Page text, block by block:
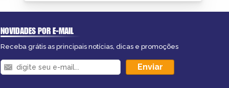
NOVIDADES POR E-MAIL
Receba grátis as principais notícias, dicas e promoções